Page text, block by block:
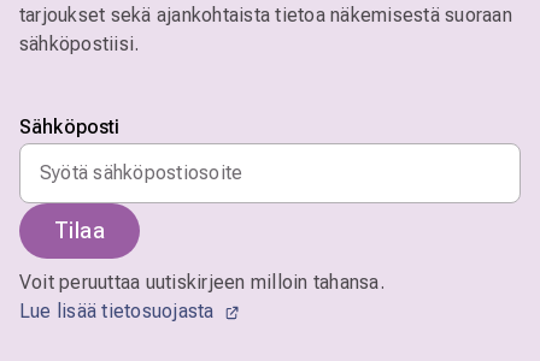
tarjoukset sekä ajankohtaista tietoa näkemisestä suoraan
sähköpostiisi.
Sähköposti
Tilaa
Voit peruuttaa uutiskirjeen milloin tahansa.
Lue lisää tietosuojasta